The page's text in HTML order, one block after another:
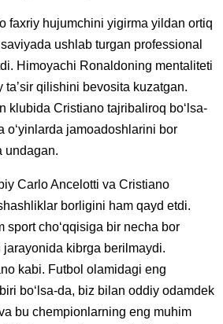
faxriy hujumchini yigirma yildan ortiq
ushlab turgan professional
Himoyachi Ronaldoning mentaliteti
qilishini bevosita kuzatgan.
klubida Cristiano tajribaliroq boʻlsa-
oʻyinlarda jamoadoshlarini bor
undagan.
Carlo Ancelotti va Cristiano
borligini ham qayd etdi.
sport choʻqqisiga bir necha bor
jarayonida kibrga berilmaydi.
kabi. Futbol olamidagi eng
boʻlsa-da, biz bilan oddiy odamdek
bu chempionlarning eng muhim